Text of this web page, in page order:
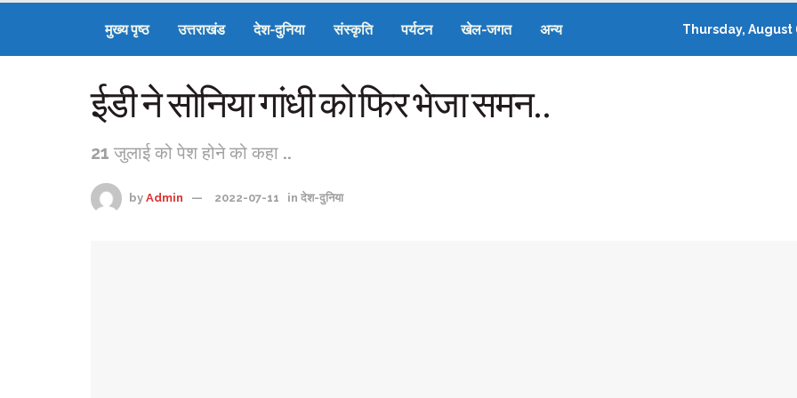
मुख्य पृष्ठ उत्तराखंड देश-दुनिया संस्कृति पर्यटन खेल-जगत अन्य Thursday, August
ईडी ने सोनिया गांधी को फिर भेजा समन..
21 जुलाई को पेश होने को कहा ..
by Admin 2022-07-11 in देश-दुनिया